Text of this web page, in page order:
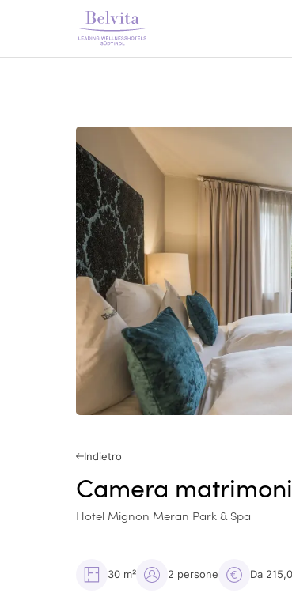
Indietro
Camera
Hotel Mignon Meran Park & Spa
30 m² 2 persone Da